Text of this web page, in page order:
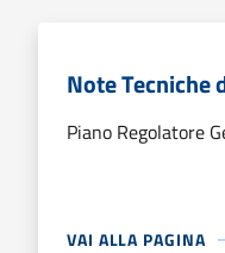
Note Tecniche
Piano Regolatore
VAI ALLA PAGINA